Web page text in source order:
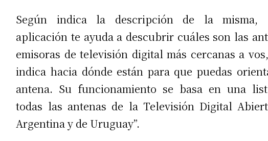
Según indica la descripción de la misma,
aplicación te ayuda a descubrir cuáles son las
emisoras de televisión digital más cercanas a
indica hacia dónde están para que puedas
antena. Su funcionamiento se basa en una
todas las antenas de la Televisión Digital
Argentina y de Uruguay”.